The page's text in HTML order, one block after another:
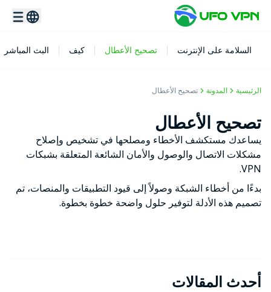
السلامة على الإنترنت تصحيح الأعطال كيف البث المباشر
الرئيسية المدونة تصحيح الأعطال
تصحيح الأعطال
يساعدك مستكشف الأخطاء ومصلحها في تشخيص وإصلاح
مشكلات الاتصال والوصول والأمان الشائعة المتعلقة بشبكات
VPN.
بدءًا من أخطاء الشبكة وصولاً إلى قيود التطبيقات والمنصات، تم
تصميم هذه الأدلة لتوفير حلول واضحة خطوة بخطوة.
أحدث المقالات